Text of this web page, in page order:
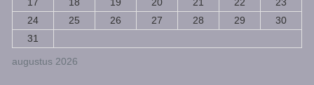
augustus 2026
24
25 26 27 28 29
30
31